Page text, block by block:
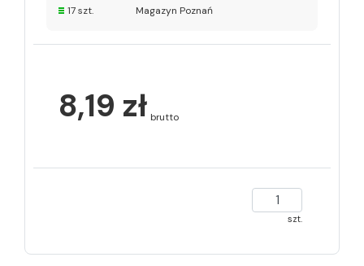
17 szt. Magazyn Poznań
8,19 zł brutto
szt.